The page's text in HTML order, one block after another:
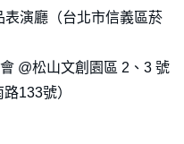
表演廳（台北市信義區菸
@松山文創園區 2、3 號
133號）